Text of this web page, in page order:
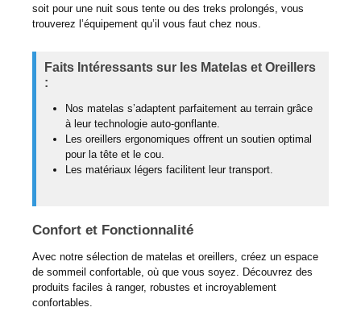
soit pour une nuit sous tente ou des treks prolongés, vous
trouverez l’équipement qu’il vous faut chez nous.
Faits Intéressants sur les Matelas et Oreillers
:
Nos matelas s’adaptent parfaitement au terrain grâce
à leur technologie auto-gonflante.
Les oreillers ergonomiques offrent un soutien optimal
pour la tête et le cou.
Les matériaux légers facilitent leur transport.
Confort et Fonctionnalité
Avec notre sélection de matelas et oreillers, créez un espace
de sommeil confortable, où que vous soyez. Découvrez des
produits faciles à ranger, robustes et incroyablement
confortables.